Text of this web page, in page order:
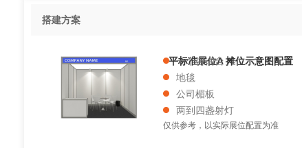
搭建方案
9平标准展位A 摊位示意图配置
一个咨询台
地毯
公司楣板
两到四盏射灯
仅供参考，以实际展位配置为准